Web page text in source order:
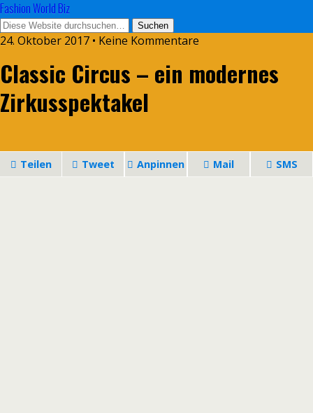
Fashion World Biz
24. Oktober 2017 • Keine Kommentare
Classic Circus – ein modernes
Zirkusspektakel
Teilen Tweet Anpinnen Mail SMS